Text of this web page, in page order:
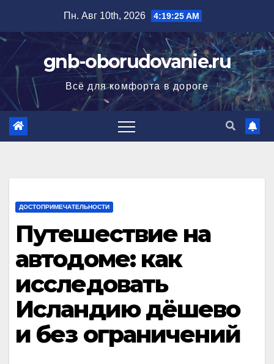
содержимому
Пн. Авг 10th, 2026 4:19:26 AM
gnb-oborudovanie.ru
Всё для комфорта в дороге
ДОСТОПРИМЕЧАТЕЛЬНОСТИ
Путешествие на
автодоме: как
исследовать
Исландию дёшево
и без ограничений